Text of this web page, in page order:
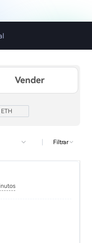
Vender
ETH
| Filtrar